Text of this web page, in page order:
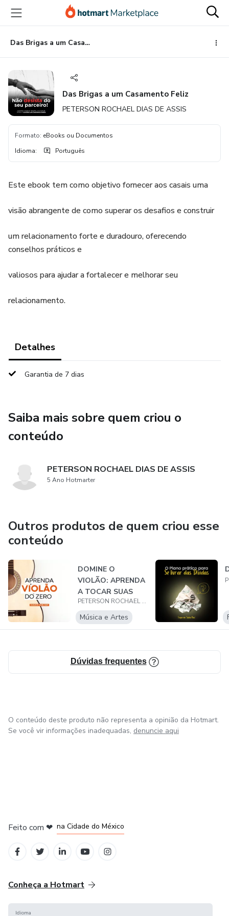
para
conteúdo
principal
para
pagamento
para
rodapé
Das Brigas a um Casamento Feliz
Das Brigas a um Casamento Feliz
PETERSON ROCHAEL DIAS DE ASSIS
Formato: eBooks ou Documentos
Idioma: Português
Este ebook tem como objetivo fornecer aos casais uma
visão abrangente de como superar os desafios e construir
um relacionamento forte e duradouro, oferecendo
conselhos práticos e
valiosos para ajudar a fortalecer e melhorar seu
relacionamento.
Detalhes
Garantia de 7 dias
Saiba mais sobre quem criou o
conteúdo
PETERSON ROCHAEL DIAS DE ASSIS
5 Ano Hotmarter
Outros produtos de quem criou esse
conteúdo
DOMINE O
VIOLÃO: APRENDA
A TOCAR SUAS
MUSICAS
FAVORITAS
PETERSON ROCHAEL DIAS DE ASSIS
Música e Artes
Dúvidas frequentes
O conteúdo deste produto não representa a opinião da Hotmart.
Se você vir informações inadequadas, denuncie aqui
Feito com ❤ na Cidade do México
Conheça a Hotmart
Idioma